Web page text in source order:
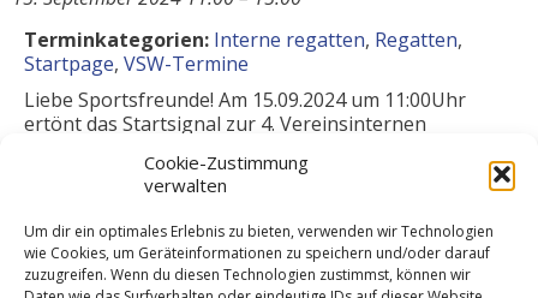
Cookie-Zustimmung
verwalten
Um dir ein optimales Erlebnis zu bieten, verwenden wir Technologien
wie Cookies, um Geräteinformationen zu speichern und/oder darauf
zuzugreifen. Wenn du diesen Technologien zustimmst, können wir
Terminkategorien: Interne regatten, Regatten,
Startpage, VSW-Termine
Liebe Sportsfreunde! Am 15.09.2024 um 11:00Uhr
ertönt das Startsignal zur 4. Vereinsinternen
Vereinsinterne Wettfahrt unter Leitung von Harald
sein. Lasst uns ihm …Weiterlesen …
3. Arbeitsdienst
28. September 2024 9:00 –14:00